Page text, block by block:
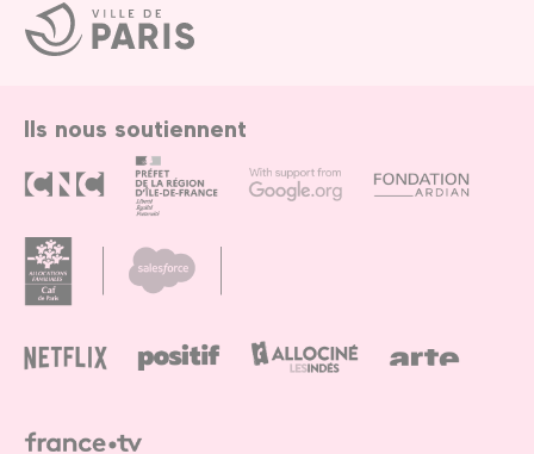
Ville
de
Paris
Ils nous soutiennent